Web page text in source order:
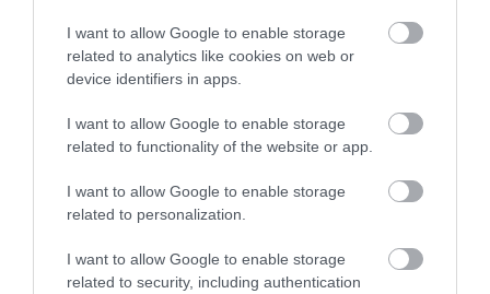
I want to allow Google to enable storage
related to analytics like cookies on web or
device identifiers in apps.
I want to allow Google to enable storage
related to functionality of the website or app.
I want to allow Google to enable storage
related to personalization.
I want to allow Google to enable storage
related to security, including authentication
KÖZÖSSÉGÜNK TÉGED IS VÁR!
NÉZZ KÖRBE TÉMÁK SZERINT!
AIRBNB AJÁNLÓ AUSZTRIA BALATON BELFÖLDI TURIZMUS